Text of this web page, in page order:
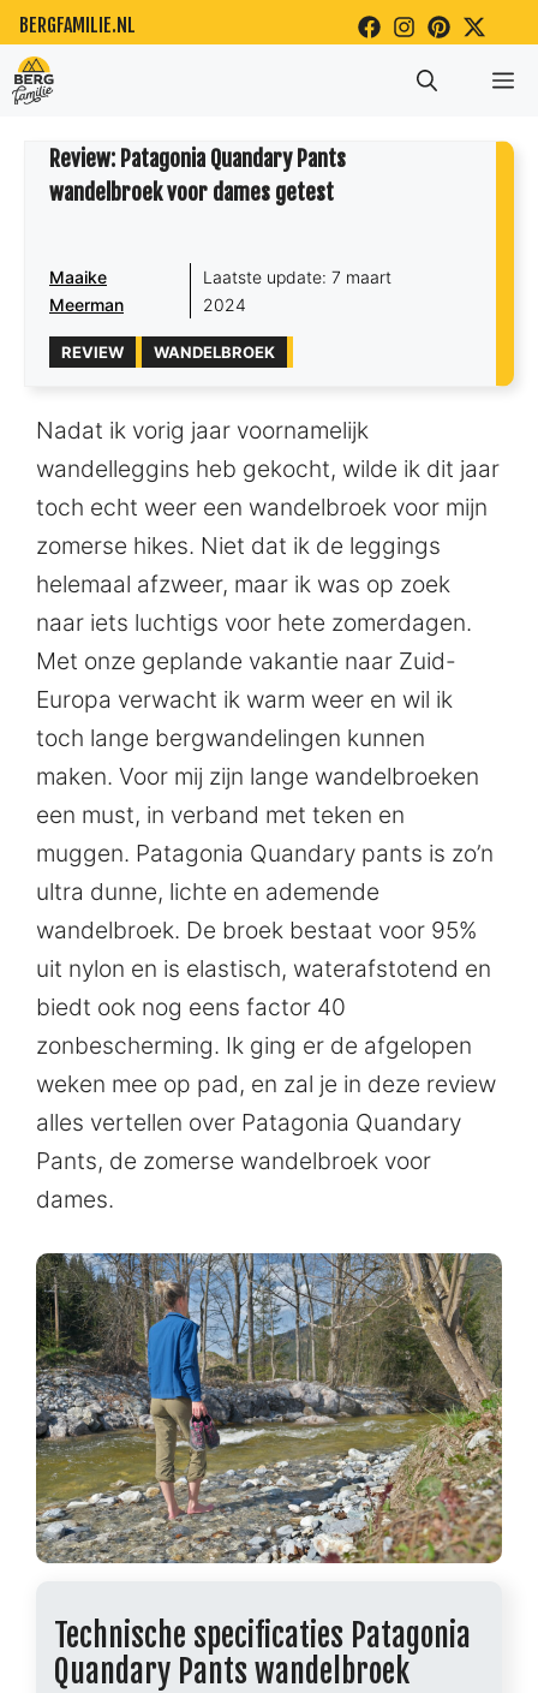
Ga
naar
de
BERGFAMILIE.NL
Review: Patagonia Quandary Pants
wandelbroek voor dames getest
Maaike
Meerman
Laatste update: 7 maart
2024
REVIEW WANDELBROEK
Nadat ik vorig jaar voornamelijk
wandelleggins heb gekocht, wilde ik dit jaar
toch echt weer een wandelbroek voor mijn
zomerse hikes. Niet dat ik de leggings
helemaal afzweer, maar ik was op zoek
naar iets luchtigs voor hete zomerdagen.
Met onze geplande vakantie naar Zuid-
Europa verwacht ik warm weer en wil ik
toch lange bergwandelingen kunnen
maken. Voor mij zijn lange wandelbroeken
een must, in verband met teken en
muggen. Patagonia Quandary pants is zo’n
ultra dunne, lichte en ademende
wandelbroek. De broek bestaat voor 95%
uit nylon en is elastisch, waterafstotend en
biedt ook nog eens factor 40
zonbescherming. Ik ging er de afgelopen
weken mee op pad, en zal je in deze review
alles vertellen over Patagonia Quandary
Pants, de zomerse wandelbroek voor
dames.
Technische specificaties Patagonia
Quandary Pants wandelbroek